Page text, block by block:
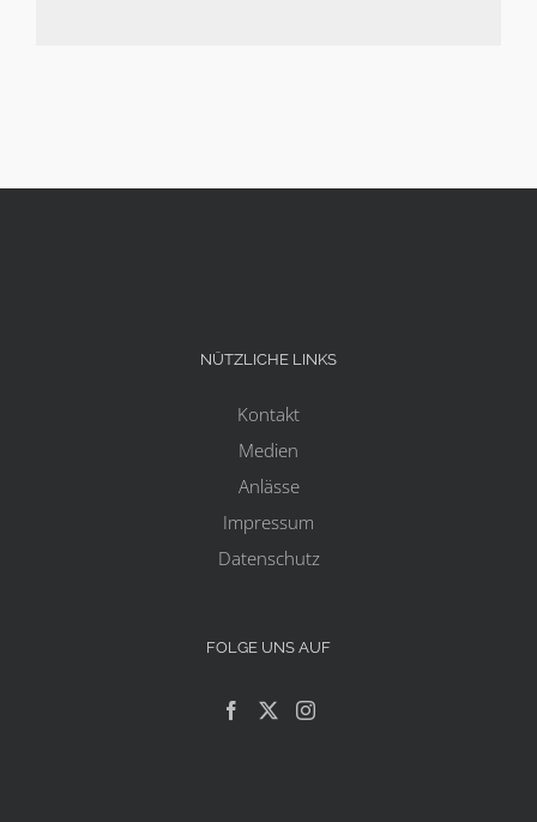
NÜTZLICHE LINKS
Kontakt
Medien
Anlässe
Impressum
Datenschutz
FOLGE UNS AUF